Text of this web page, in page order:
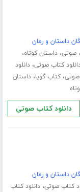
داستان و رمان
صوتی،داستان کوتاه،
کتاب صوتی،دانلود
صوتی،کتاب گویا،داستان
دانلود کتاب صوتی
داستان و رمان
کتاب صوتی،دانلود کتاب